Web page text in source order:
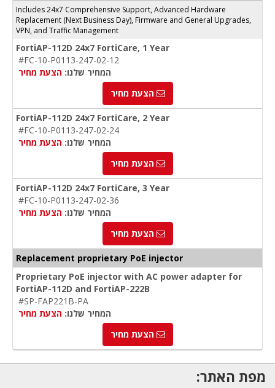
Includes 24x7 Comprehensive Support, Advanced Hardware
Replacement (Next Business Day), Firmware and General Upgrades,
VPN, and Traffic Management
FortiAP-112D 24x7 FortiCare, 1 Year
#FC-10-P0113-247-02-12
המחיר שלנו: הצעת מחיר
הצעת מחיר
FortiAP-112D 24x7 FortiCare, 2 Year
#FC-10-P0113-247-02-24
המחיר שלנו: הצעת מחיר
הצעת מחיר
FortiAP-112D 24x7 FortiCare, 3 Year
#FC-10-P0113-247-02-36
המחיר שלנו: הצעת מחיר
הצעת מחיר
Replacement proprietary PoE injector
Proprietary PoE injector with AC power adapter for
FortiAP-112D and FortiAP-222B
#SP-FAP221B-PA
המחיר שלנו: הצעת מחיר
הצעת מחיר
מפת האתר: